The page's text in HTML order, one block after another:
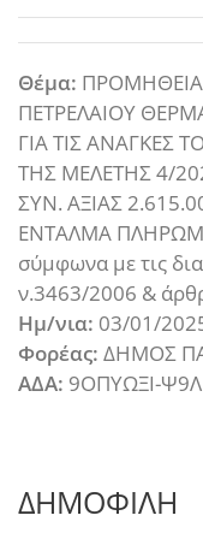
Θέμα: ΠΡΟΜΗΘΕΙΑ
ΠΕΤΡΕΛΑΙΟΥ
ΓΙΑ ΤΙΣ ΑΝΑΓΚΕΣ
ΤΗΣ ΜΕΛΕΤΗΣ 4/
ΣΥΝ. ΑΞΙΑΣ
ΕΝΤΑΛΜΑ
σύμφωνα με τις
ν.3463/2006 &
Ημ/νια: 03/01/
Φορέας: ΔΗΜΟΣ
ΑΔΑ: 9ΟΠΥΩΞΙ-Ψ9Λ
ΔΗΜΟΦΙΛΗ